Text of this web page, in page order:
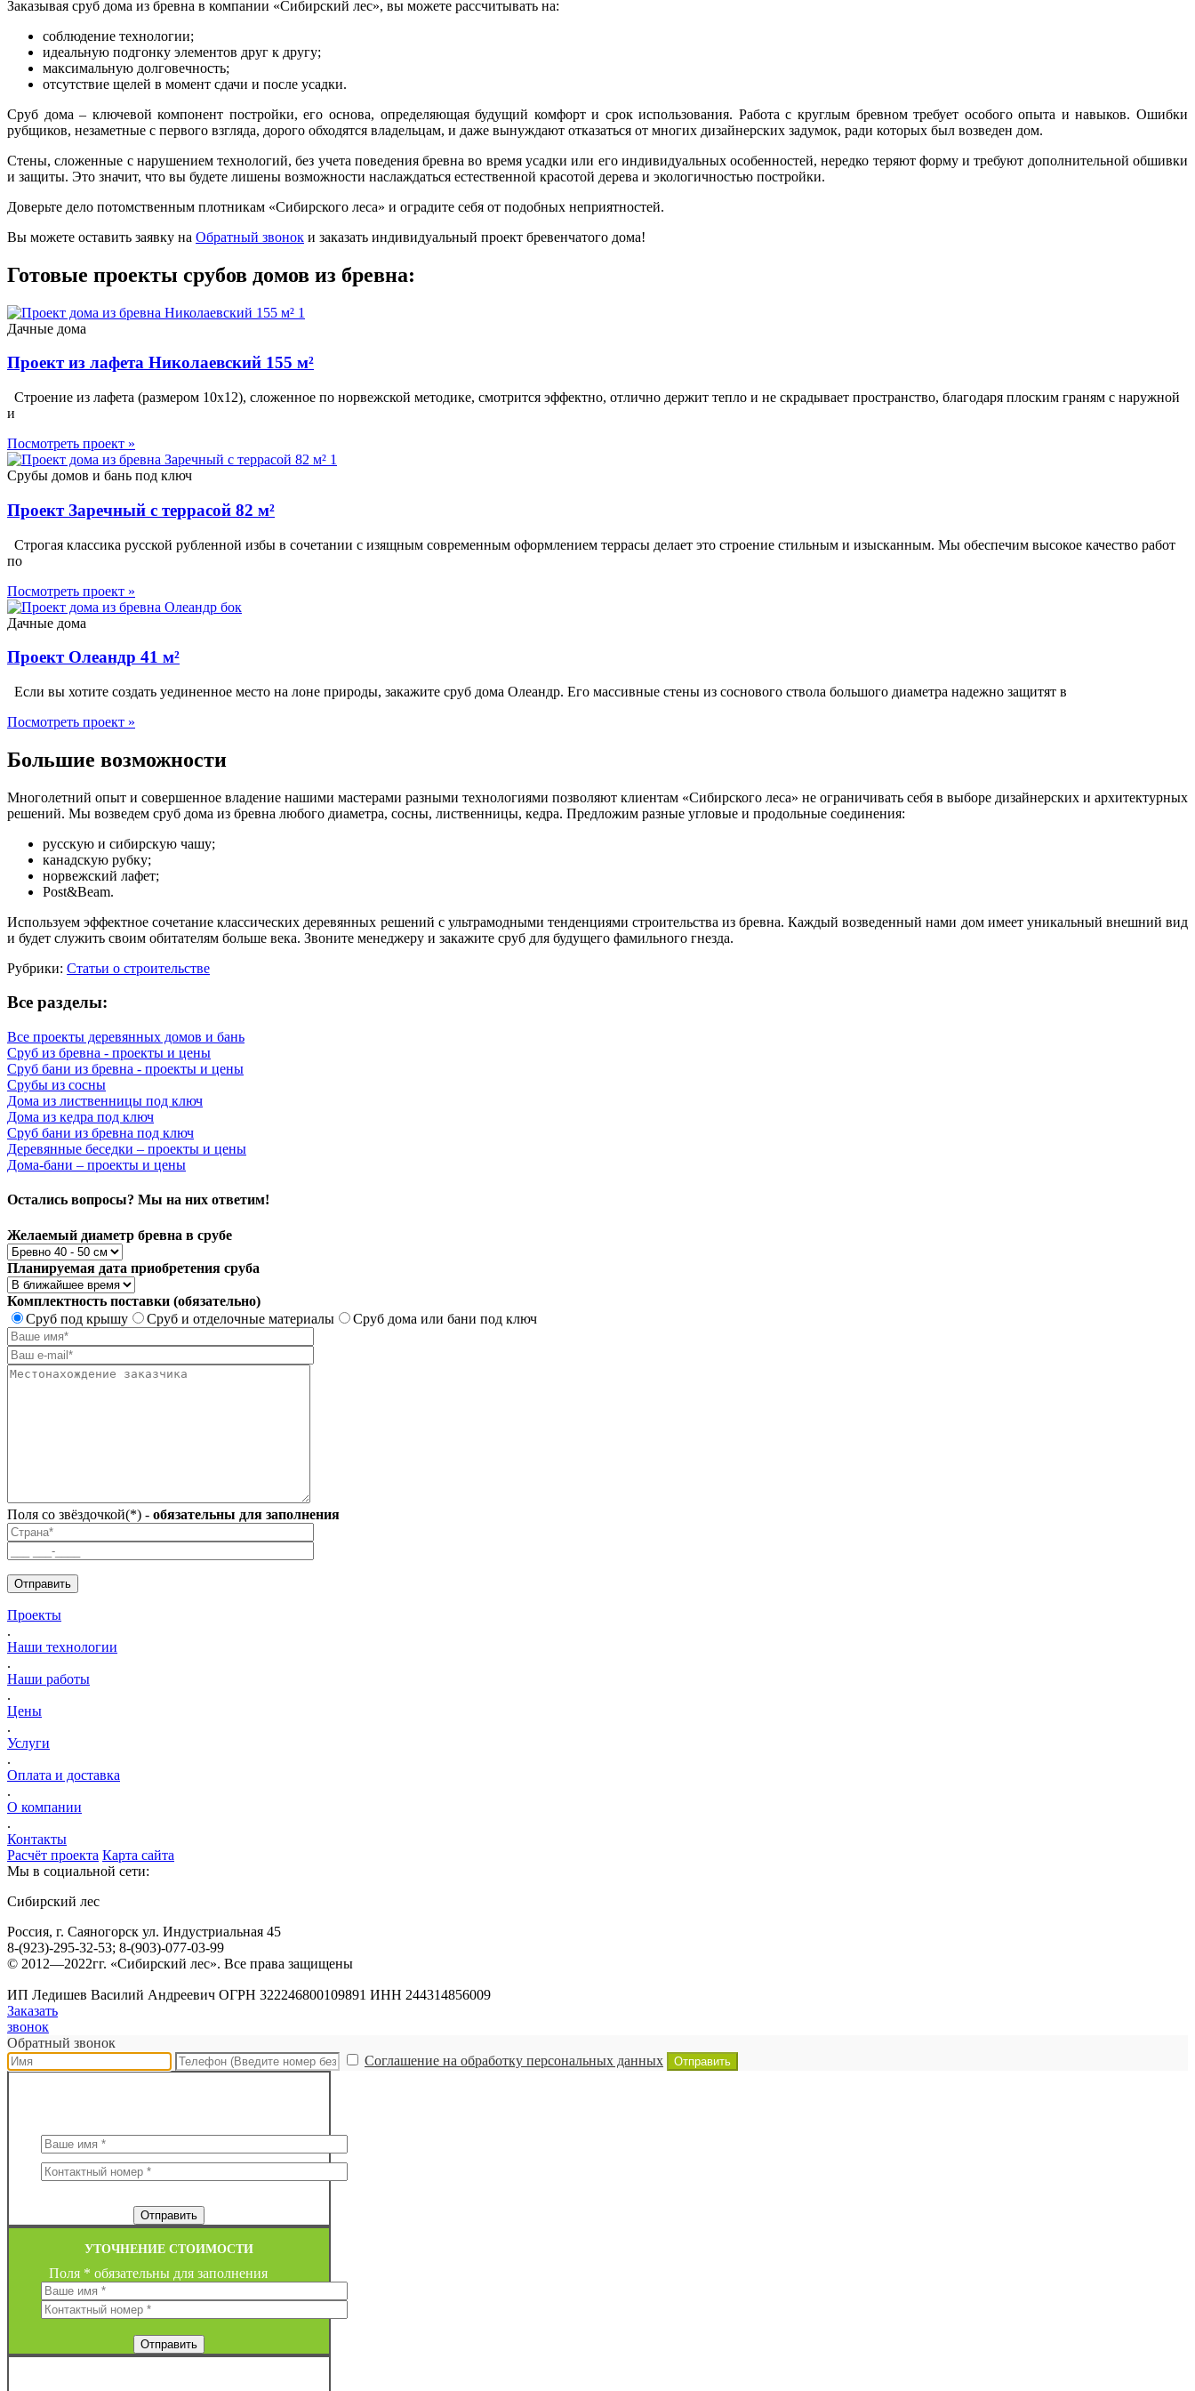
Заказывая сруб дома из бревна в компании «Сибирский лес», вы можете рассчитывать на:
соблюдение технологии;
идеальную подгонку элементов друг к другу;
максимальную долговечность;
отсутствие щелей в момент сдачи и после усадки.
Сруб дома – ключевой компонент постройки, его основа, определяющая будущий комфорт и срок использования. Работа с круглым бревном требует особого опыта и навыков. Ошибки
рубщиков, незаметные с первого взгляда, дорого обходятся владельцам, и даже вынуждают отказаться от многих дизайнерских задумок, ради которых был возведен дом.
Стены, сложенные с нарушением технологий, без учета поведения бревна во время усадки или его индивидуальных особенностей, нередко теряют форму и требуют дополнительной обшивки
и защиты. Это значит, что вы будете лишены возможности наслаждаться естественной красотой дерева и экологичностью постройки.
Доверьте дело потомственным плотникам «Сибирского леса» и оградите себя от подобных неприятностей.
Вы можете оставить заявку на Обратный звонок и заказать индивидуальный проект бревенчатого дома!
Готовые проекты срубов домов из бревна:
Дачные дома
Проект из лафета Николаевский 155 м²
Строение из лафета (размером 10х12), сложенное по норвежской методике, смотрится эффектно, отлично держит тепло и не скрадывает пространство, благодаря плоским граням с наружной
и
Посмотреть проект »
Срубы домов и бань под ключ
Проект Заречный с террасой 82 м²
Строгая классика русской рубленной избы в сочетании с изящным современным оформлением террасы делает это строение стильным и изысканным. Мы обеспечим высокое качество работ
по
Посмотреть проект »
Дачные дома
Проект Олеандр 41 м²
Если вы хотите создать уединенное место на лоне природы, закажите сруб дома Олеандр. Его массивные стены из соснового ствола большого диаметра надежно защитят в
Посмотреть проект »
Большие возможности
Многолетний опыт и совершенное владение нашими мастерами разными технологиями позволяют клиентам «Сибирского леса» не ограничивать себя в выборе дизайнерских и архитектурных
решений. Мы возведем сруб дома из бревна любого диаметра, сосны, лиственницы, кедра. Предложим разные угловые и продольные соединения:
русскую и сибирскую чашу;
канадскую рубку;
норвежский лафет;
Post&Beam.
Используем эффектное сочетание классических деревянных решений с ультрамодными тенденциями строительства из бревна. Каждый возведенный нами дом имеет уникальный внешний вид
и будет служить своим обитателям больше века. Звоните менеджеру и закажите сруб для будущего фамильного гнезда.
Рубрики: Статьи о строительстве
Все разделы:
Все проекты деревянных домов и бань
Сруб из бревна - проекты и цены
Сруб бани из бревна - проекты и цены
Срубы из сосны
Дома из лиственницы под ключ
Дома из кедра под ключ
Сруб бани из бревна под ключ
Деревянные беседки – проекты и цены
Дома-бани – проекты и цены
Остались вопросы? Мы на них ответим!
Желаемый диаметр бревна в срубе
Планируемая дата приобретения сруба
Комплектность поставки (обязательно)
Сруб под крышу
Сруб и отделочные материалы Сруб дома или бани под ключ
Поля со звёздочкой(*) - обязательны для заполнения
Проекты
.
Наши технологии
.
Наши работы
.
Цены
.
Услуги
.
Оплата и доставка
.
О компании
.
Контакты
Расчёт проекта Карта сайта
Мы в социальной сети:
Сибирский лес
Россия, г. Саяногорск ул. Индустриальная 45
8-(923)-295-32-53; 8-(903)-077-03-99
© 2012—2022гг. «Сибирский лес». Все права защищены
ИП Ледишев Василий Андреевич ОГРН 322246800109891 ИНН 244314856009
Заказать
звонок
Обратный звонок
Соглашение на обработку персональных данных
Отправить
УТОЧНЕНИЕ СТОИМОСТИ
Поля * обязательны для заполнения